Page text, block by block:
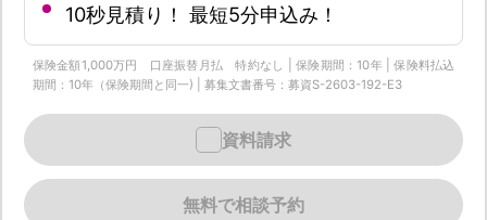
10秒見積り！ 最短5分申込み！
保険金額1,000万円 口座振替月払 特約なし | 保険期間：10年 | 保険料払込
期間：10年（保険期間と同一) | 募集文書番号：募資S-2603-192-E3
無料で相談予約
資料請求